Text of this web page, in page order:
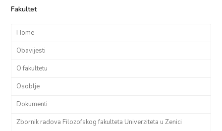
Fakultet
Home
Obavijesti
O fakultetu
Osoblje
Dokumenti
Zbornik radova Filozofskog fakulteta Univerziteta u Zenici